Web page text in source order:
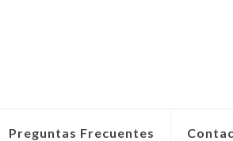
Preguntas Frecuentes